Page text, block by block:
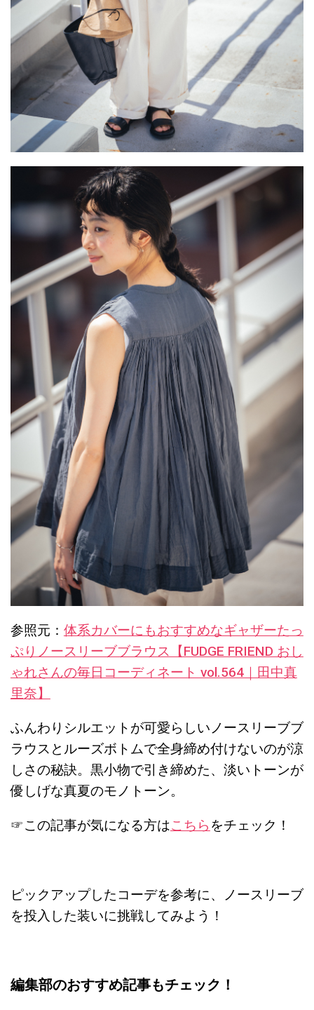
参照元： 体系カバーにもおすすめなギャザーたっ
ぷりノースリーブブラウス【FUDGE FRIEND おし
ゃれさんの毎日コーディネート vol.564｜田中真
里奈】
ふんわりシルエットが可愛らしいノースリーブブ
ラウスとルーズボトムで全身締め付けないのが涼
しさの秘訣。黒小物で引き締めた、淡いトーンが
優しげな真夏のモノトーン。
☞この記事が気になる方はこちらをチェック！
ピックアップしたコーデを参考に、ノースリーブ
を投入した装いに挑戦してみよう！
編集部のおすすめ記事もチェック！